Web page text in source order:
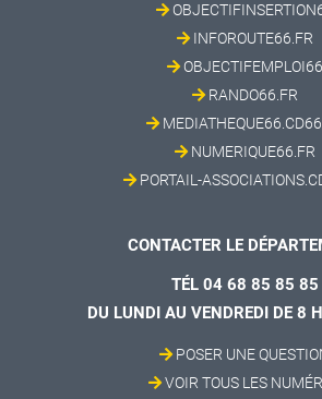
INFOROUTE66.FR
OBJECTIFEMPLOI66
RANDO66.FR
NUMERIQUE66.FR
PORTAIL-
CONTACTER LE
TÉL 04 68 85 85 85
DU LUNDI AU VENDREDI DE 8
POSER UNE
VOIR TOUS LES